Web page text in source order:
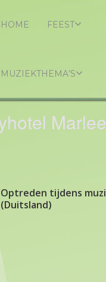
HOME FEEST
MUZIEKTHEMA’S
Optreden tijdens
(Duitsland)